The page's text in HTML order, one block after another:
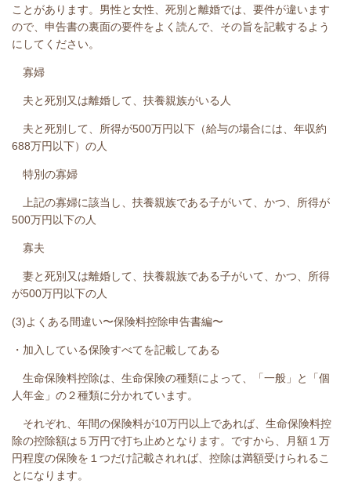
ことがあります。男性と女性、死別と離婚では、要件が違います
ので、申告書の裏面の要件をよく読んで、その旨を記載するよう
にしてください。
寡婦
夫と死別又は離婚して、扶養親族がいる人
夫と死別して、所得が500万円以下（給与の場合には、年収約
688万円以下）の人
特別の寡婦
上記の寡婦に該当し、扶養親族である子がいて、かつ、所得が
500万円以下の人
寡夫
妻と死別又は離婚して、扶養親族である子がいて、かつ、所得
が500万円以下の人
(3)よくある間違い〜保険料控除申告書編〜
・加入している保険すべてを記載してある
生命保険料控除は、生命保険の種類によって、「一般」と「個
人年金」の２種類に分かれています。
それぞれ、年間の保険料が10万円以上であれば、生命保険料控
除の控除額は５万円で打ち止めとなります。ですから、月額１万
円程度の保険を１つだけ記載されれば、控除は満額受けられるこ
とになります。